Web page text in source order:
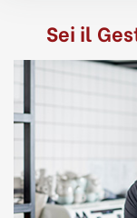
Sei il